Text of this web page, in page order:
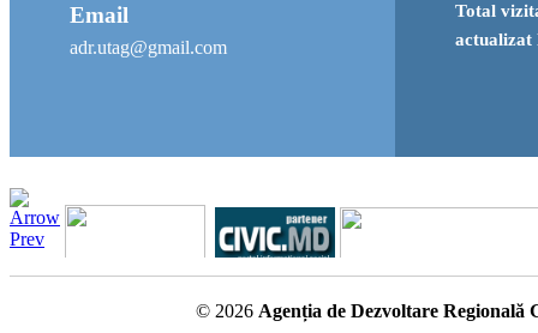
Email
adr.utag@gmail.com
Total
© 2026 Agenția de Dezvoltare Regională